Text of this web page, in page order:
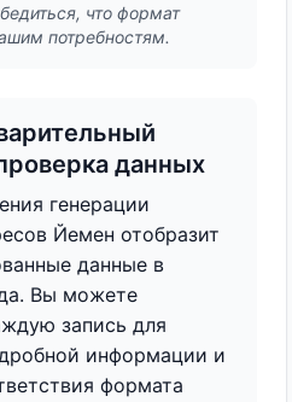
что формат
потребностям.
данных
генерации
Йемен отобразит
данные в
Вы можете
запись для
информации и
формата